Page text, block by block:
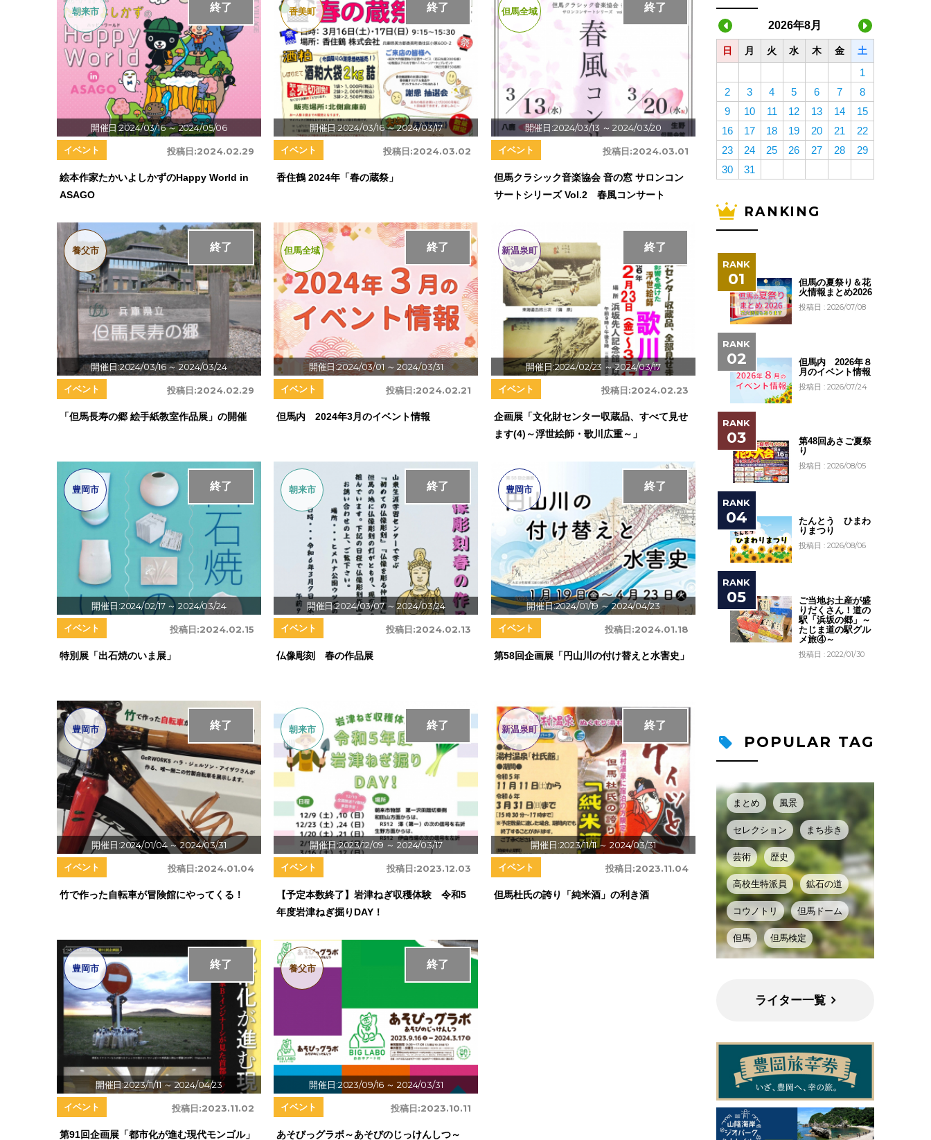
開催日:2024/03/16～ 2024/05/06
終了
朝来市
投稿日:2024.02.29
イベント
絵本作家たかいよしかずのHappy World in
ASAGO
開催日:2024/03/16～ 2024/03/17
終了
香美町
投稿日:2024.03.02
イベント
香住鶴 2024年「春の蔵祭」
開催日:2024/03/13 ～ 2024/03/20
終了
但馬全域
投稿日:2024.03.01
イベント
但馬クラシック音楽協会 音の窓 サロンコン
サートシリーズ Vol.2 春風コンサート
開催日:2024/03/16～ 2024/03/24
終了
養父市
投稿日:2024.02.29
イベント
「但馬長寿の郷 絵手紙教室作品展」の開催
開催日:2024/03/01 ～ 2024/03/31
終了
但馬全域
投稿日:2024.02.21
イベント
但馬内 2024年3月のイベント情報
開催日:2024/02/23 ～ 2024/03/17
終了
新温泉町
投稿日:2024.02.23
イベント
企画展「文化財センター収蔵品、すべて見せ
ます(4)～浮世絵師・歌川広重～」
開催日:2024/02/17 ～ 2024/03/24
終了
豊岡市
投稿日:2024.02.15
イベント
特別展「出石焼のいま展」
開催日:2024/03/07～ 2024/03/24
終了
朝来市
投稿日:2024.02.13
イベント
仏像彫刻 春の作品展
開催日:2024/01/19 ～ 2024/04/23
終了
豊岡市
投稿日:2024.01.18
イベント
第58回企画展「円山川の付け替えと水害史」
開催日:2024/01/04 ～ 2024/03/31
終了
豊岡市
投稿日:2024.01.04
イベント
竹で作った自転車が冒険館にやってくる！
開催日:2023/12/09 ～ 2024/03/17
終了
朝来市
投稿日:2023.12.03
イベント
【予定本数終了】岩津ねぎ収穫体験 令和5
年度岩津ねぎ掘りDAY！
開催日:2023/11/11～ 2024/03/31
終了
新温泉町
投稿日:2023.11.04
イベント
但馬杜氏の誇り「純米酒」の利き酒
開催日:2023/11/11～ 2024/04/23
終了
豊岡市
投稿日:2023.11.02
イベント
第91回企画展「都市化が進む現代モンゴル」
開催日:2023/09/16 ～ 2024/03/31
終了
養父市
投稿日:2023.10.11
イベント
あそびっグラボ～あそびのじっけんしつ～
2026年8月
日 月 火 水 木 金 土
1
2
3 4 5 6 7
8
9
10 11 12 13 14
15
16
17 18 19 20 21
22
23
24 25 26 27 28
29
30
31
RANKING
但馬の夏祭り＆花
火情報まとめ2026
投稿日 : 2026/07/08
但馬内 2026年８
月のイベント情報
投稿日 : 2026/07/24
第48回あさご夏祭
り
投稿日 : 2026/08/05
たんとう ひまわ
りまつり
投稿日 : 2026/08/06
ご当地お土産が盛
りだくさん！道の
駅「浜坂の郷」～
たじま道の駅グル
メ旅④～
投稿日 : 2022/01/30
POPULAR TAG
まとめ 風景
セレクション まち歩き
芸術 歴史
高校生特派員 鉱石の道
コウノトリ 但馬ドーム
但馬 但馬検定
ライター一覧